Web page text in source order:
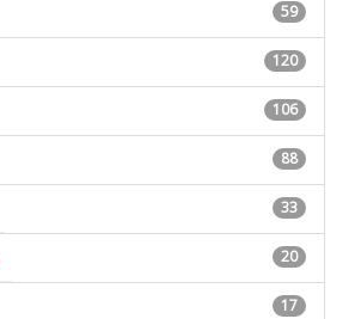
59
120
106
88
33
20
17